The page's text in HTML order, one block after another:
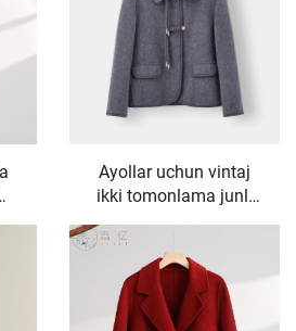
Ayollar uchun vintaj
ikki tomonlama junli
palto, yuqori darajali
kuzgi va qishki
kundalik uzun palto,
maydaroq lapellari,
nylon bilan qoplangan,